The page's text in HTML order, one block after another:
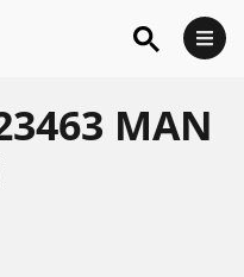
MAN